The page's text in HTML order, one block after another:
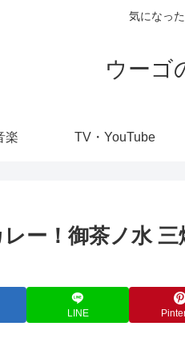
気になっ
ウーゴ
楽 TV・YouTube
ー！御茶ノ水
LINE